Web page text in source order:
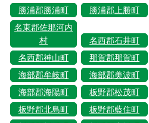
勝浦郡勝浦町
勝浦郡上勝町
名東郡佐那河内
村
名西郡石井町
名西郡神山町
那賀郡那賀町
海部郡牟岐町
海部郡美波町
海部郡海陽町
板野郡松茂町
板野郡北島町
板野郡藍住町